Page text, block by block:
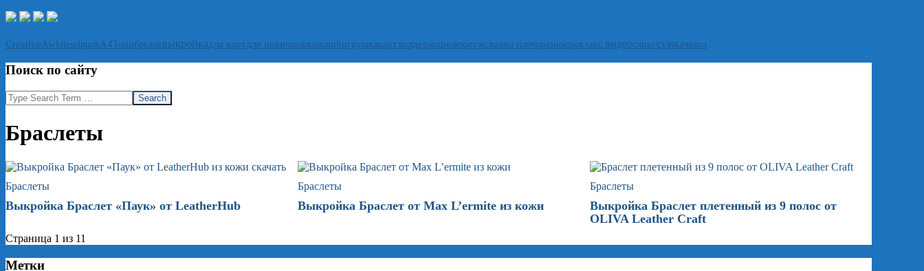
CreativeAwldieselpunk А4Тонибрелоквыкройкадля картдля новичковженскийигрушкакартхолдеркошелекмужскаяна плечоразноерюкзакс видеослингсумкачехол
Поиск по сайту
Search
Браслеты
Браслеты
Выкройка Браслет «Паук» от LeatherHub
Браслеты
Выкройка Браслет от Max L’ermite из кожи
Браслеты
Выкройка Браслет плетенный из 9 полос от
OLIVA Leather Craft
Страница 1 из 11
Метки